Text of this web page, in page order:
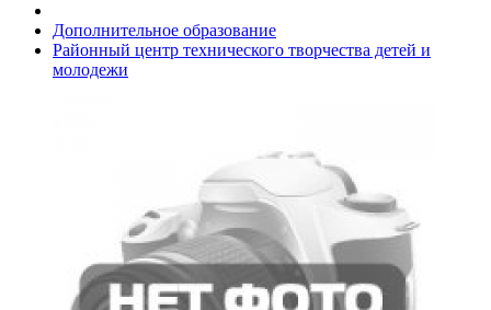
Дополнительное образование
Районный центр технического творчества детей и
молодежи